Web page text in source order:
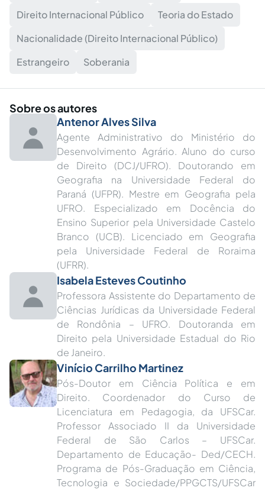
Direito Internacional Público
Teoria do Estado
Nacionalidade (Direito Internacional Público)
Estrangeiro
Soberania
Sobre os autores
Antenor Alves Silva
Agente Administrativo do Ministério do
Desenvolvimento Agrário. Aluno do curso
de Direito (DCJ/UFRO). Doutorando em
Geografia na Universidade Federal do
Paraná (UFPR). Mestre em Geografia pela
UFRO. Especializado em Docência do
Ensino Superior pela Universidade Castelo
Branco (UCB). Licenciado em Geografia
pela Universidade Federal de Roraima
(UFRR).
Isabela Esteves Coutinho
Professora Assistente do Departamento de
Ciências Jurídicas da Universidade Federal
de Rondônia – UFRO. Doutoranda em
Direito pela Universidade Estadual do Rio
de Janeiro.
Vinício Carrilho Martinez
Pós-Doutor em Ciência Política e em
Direito. Coordenador do Curso de
Licenciatura em Pedagogia, da UFSCar.
Professor Associado II da Universidade
Federal de São Carlos – UFSCar.
Departamento de Educação- Ded/CECH.
Programa de Pós-Graduação em Ciência,
Tecnologia e Sociedade/PPGCTS/UFSCar